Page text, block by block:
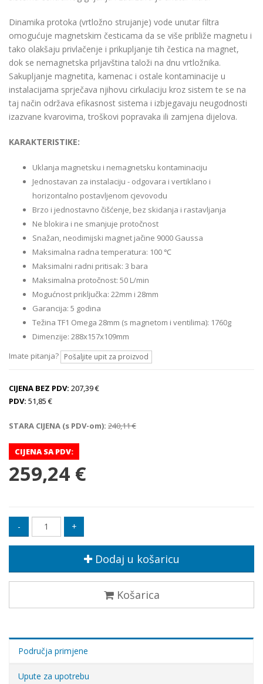
Dinamika protoka (vrtložno strujanje) vode unutar filtra
omogućuje magnetskim česticama da se više približe magnetu i
tako olakšaju privlačenje i prikupljanje tih čestica na magnet,
dok se nemagnetska prljavština taloži na dnu vrtložnika.
Sakupljanje magnetita, kamenac i ostale kontaminacije u
instalacijama sprječava njihovu cirkulaciju kroz sistem te se na
taj način održava efikasnost sistema i izbjegavaju neugodnosti
izazvane kvarovima, troškovi popravaka ili zamjena dijelova.
KARAKTERISTIKE:
Uklanja magnetsku i nemagnetsku kontaminaciju
Jednostavan za instalaciju - odgovara i vertiklano i
horizontalno postavljenom cjevovodu
Brzo i jednostavno čišćenje, bez skidanja i rastavljanja
Ne blokira i ne smanjuje protočnost
Snažan, neodimijski magnet jačine 9000 Gaussa
Maksimalna radna temperatura: 100 ℃
Maksimalni radni pritisak: 3 bara
Maksimalna protočnost: 50 L/min
Mogućnost priključka: 22mm i 28mm
Garancija: 5 godina
Težina TF1 Omega 28mm (s magnetom i ventilima): 1760g
Dimenzije: 288x157x109mm
Imate pitanja? Pošaljite upit za proizvod
CIJENA BEZ PDV: 207,39 €
PDV: 51,85 €
STARA CIJENA (s PDV-om): 240,11 €
CIJENA SA PDV:
259,24 €
Dodaj u košaricu
Košarica
Područja primjene
Upute za upotrebu